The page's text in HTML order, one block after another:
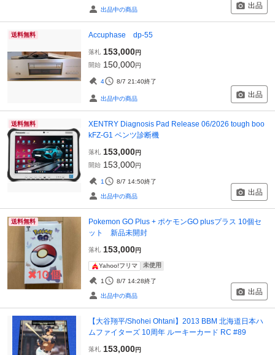
出品中の商品 出品
送料無料 Accuphase dp-55
落札 153,000円
開始 150,000円
4 8/7 21:40終了
出品中の商品 出品
送料無料
XENTRY Diagnosis Pad Release 06/2026 tough boo
kFZ-G1 ベンツ診断機
落札 153,000円
開始 153,000円
1 8/7 14:50終了
出品中の商品 出品
送料無料
Pokemon GO Plus + ポケモンGO plusプラス 10個セ
ット 新品未開封
落札 153,000円
Yahoo!フリマ 未使用
1 8/7 14:28終了
出品中の商品 出品
【大谷翔平/Shohei Ohtani】2013 BBM 北海道日本ハ
ムファイターズ 10周年 ルーキーカード RC #89
落札 153,000円